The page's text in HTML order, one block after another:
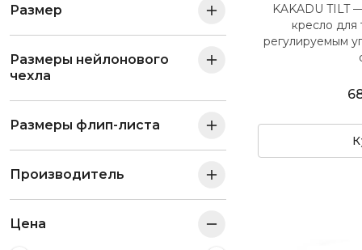
Размер
Размеры нейлонового
чехла
Размеры флип-листа
Производитель
Цена
KAKADU TILT
кресло для
регулируемым